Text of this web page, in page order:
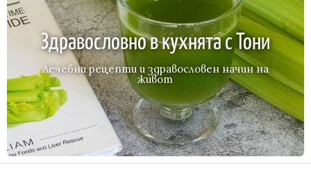
Здравословно в кухнята с Тони
Лечебни рецепти и здравословен начин на
живот